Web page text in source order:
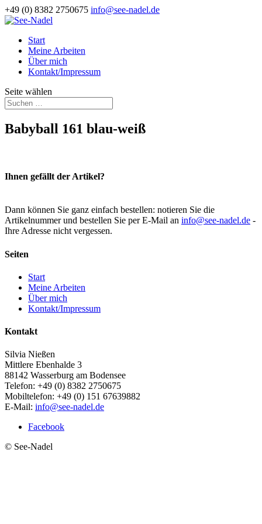
+49 (0) 8382 2750675 info@see-nadel.de
Start
Meine Arbeiten
Über mich
Kontakt/Impressum
Seite wählen
Babyball 161 blau-weiß
Ihnen gefällt der Artikel?
Dann können Sie ganz einfach bestellen: notieren Sie die
Artikelnummer und bestellen Sie per E-Mail an info@see-nadel.de -
Ihre Adresse nicht vergessen.
Seiten
Start
Meine Arbeiten
Über mich
Kontakt/Impressum
Kontakt
Silvia Nießen
Mittlere Ebenhalde 3
88142 Wasserburg am Bodensee
Telefon: +49 (0) 8382 2750675
Mobiltelefon: +49 (0) 151 67639882
E-Mail: info@see-nadel.de
Facebook
© See-Nadel